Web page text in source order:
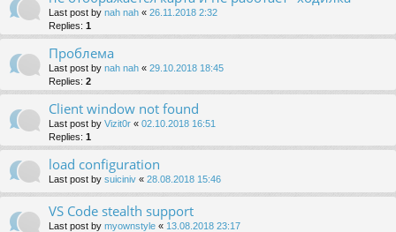
Last post by nah nah « 26.11.2018 2:32
Replies: 1
Проблема
Last post by nah nah « 29.10.2018 18:45
Replies: 2
Client window not found
Last post by Vizit0r « 02.10.2018 16:51
Replies: 1
load configuration
Last post by suiciniv « 28.08.2018 15:46
VS Code stealth support
Last post by myownstyle « 13.08.2018 23:17